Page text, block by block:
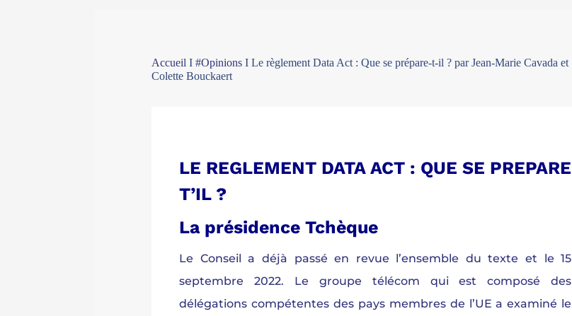
Accueil I #OpinionsI Le règlement Data Act : Que se prépare-t-il ? par Jean-Marie Cavada et
Colette Bouckaert
LE REGLEMENT DATA ACT : QUE SE PREPARE
T’IL ?
La présidence Tchèque
Le Conseil a déjà passé en revue l’ensemble du texte et le 15
septembre 2022. Le groupe télécom qui est composé des
délégations compétentes des pays membres de l’UE a examiné le